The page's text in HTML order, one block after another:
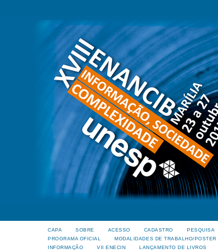
CAPA SOBRE ACESSO CADASTRO
PESQUISA
PROGRAMA OFICIAL
MODALIDADES DE TRABALHO/POSTER
INFORMAÇÃO
VII ENECIN
LANÇAMENTO DE LIVROS